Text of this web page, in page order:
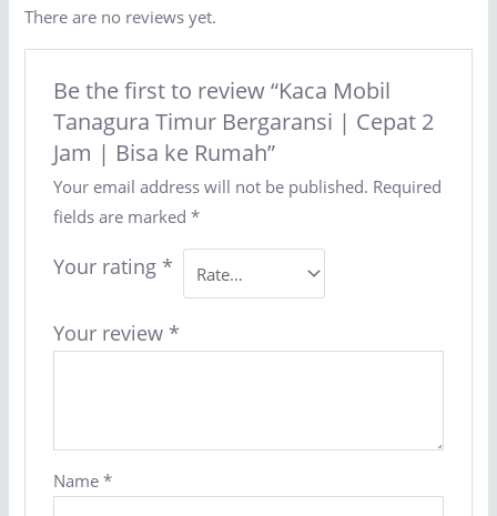
There are no reviews yet.
Be the first to review “Kaca Mobil
Tanagura Timur Bergaransi | Cepat 2
Jam | Bisa ke Rumah”
Your email address will not be published. Required
fields are marked *
Your rating *
Your review *
Name *